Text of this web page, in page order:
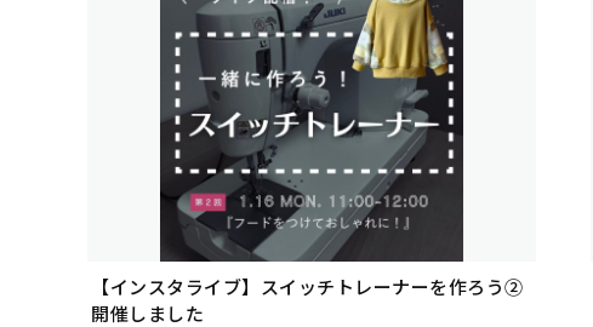
【インスタライブ】スイッチトレーナーを作ろう②
開催しました